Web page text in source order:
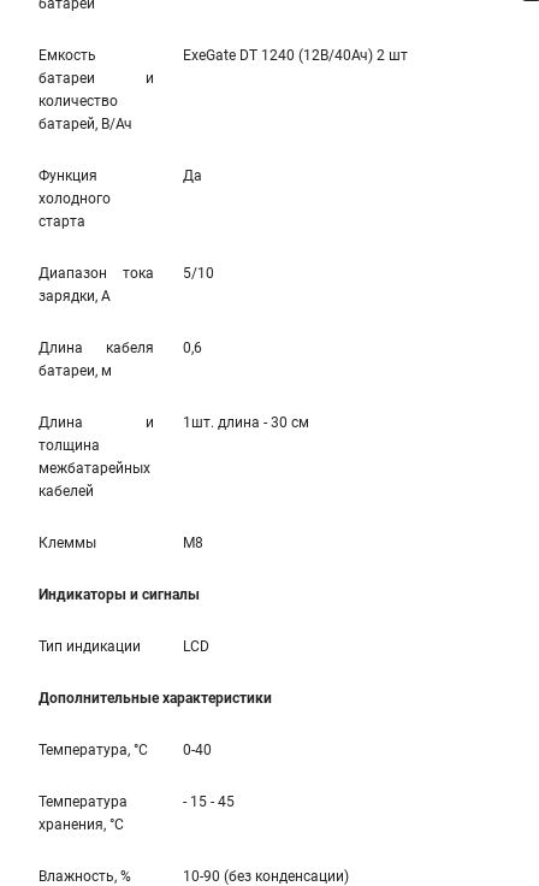
батареи
Емкость
батареи и
количество
батарей, В/Ач
ExeGate DT 1240 (12В/40Ач) 2 шт
Функция
холодного
старта
Да
Диапазон тока
зарядки, А
5/10
Длина кабеля
батареи, м
0,6
Длина и
толщина
межбатарейных
кабелей
1шт. длина - 30 см
Клеммы M8
Индикаторы и сигналы
Тип индикации LCD
Дополнительные характеристики
Температура, °С 0-40
Температура
хранения, °С
- 15 - 45
Влажность, % 10-90 (без конденсации)